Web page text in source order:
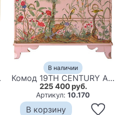
В наличии
Комод 19TH CENTURY AMISH CHEST OF DRAWERS spring
225 400 руб.
Артикул:10.170
В корзину